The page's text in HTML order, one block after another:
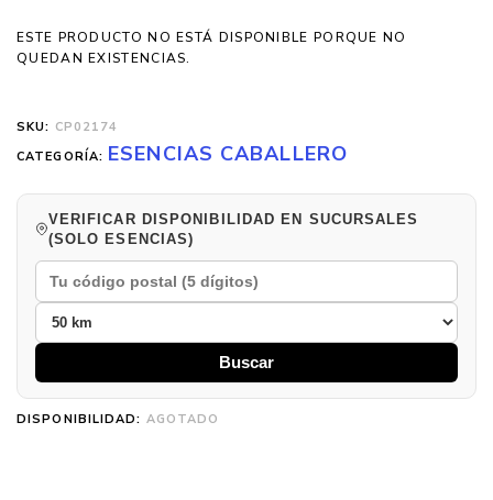
ESTE PRODUCTO NO ESTÁ DISPONIBLE PORQUE NO
QUEDAN EXISTENCIAS.
SKU: CP02174
CATEGORÍA: ESENCIAS CABALLERO
VERIFICAR DISPONIBILIDAD EN SUCURSALES
(SOLO ESENCIAS)
Buscar
DISPONIBILIDAD: AGOTADO